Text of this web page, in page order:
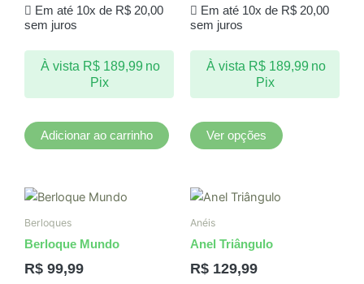
Em até 10x de R$20,00
sem juros
À vista R$189,99 no
Pix
Adicionar ao carrinho
Em até 10x de R$20,00
sem juros
À vista R$189,99 no
Pix
Ver opções
As
podem
ser
página
Berloques
Berloque Mundo
R$ 99,99
Anéis
Anel Triângulo
R$ 129,99